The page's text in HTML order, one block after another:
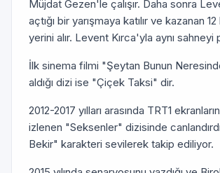
Müjdat Gezen'le çalışır. Daha sonra
açtığı bir yarışmaya katılır ve kazanan
yerini alır. Levent Kırca'yla aynı sahneyi
İlk sinema filmi "Şeytan Bunun
aldığı dizi ise "Çiçek Taksi" dir.
2012-2017 yılları arasında TRT1
izlenen "Seksenler" dizisinde
Bekir" karakteri sevilerek takip ediliyor.